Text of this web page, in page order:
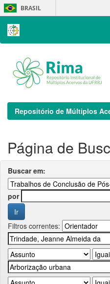
Skip
navigation
BRASIL
Repositório de Múltiplos
Página de
Buscar em:
por
Filtros correntes: